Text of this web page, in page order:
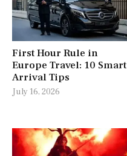
First Hour Rule in
Europe Travel: 10 Smart
Arrival Tips
July 16, 2026